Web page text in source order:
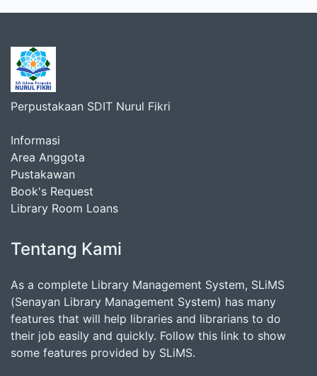
Perpustakaan SDIT Nurul Fikri
Informasi
Area Anggota
Pustakawan
Book's Request
Library Room Loans
Tentang Kami
As a complete Library Management System, SLiMS
(Senayan Library Management System) has many
features that will help libraries and librarians to do
their job easily and quickly. Follow this link to show
some features provided by SLiMS.